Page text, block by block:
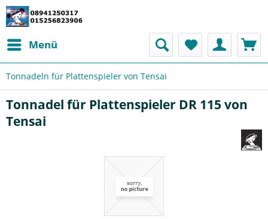
Menü
Tonnadeln für Plattenspieler von Tensai
Tonnadel für Plattenspieler DR 115 von
Tensai